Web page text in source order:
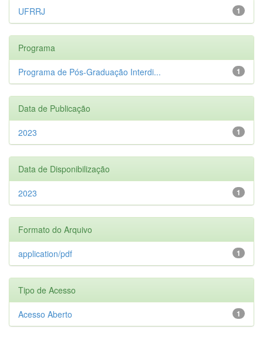
1
UFRRJ
Programa
1
Programa de Pós-Graduação Interdi...
Data de Publicação
1
2023
Data de Disponibilização
1
2023
Formato do Arquivo
1
application/pdf
Tipo de Acesso
1
Acesso Aberto